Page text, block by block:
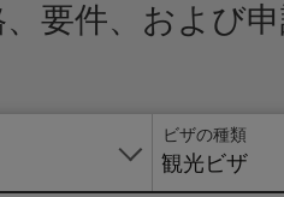
、要件、および
ビザの種類
観光ビザ